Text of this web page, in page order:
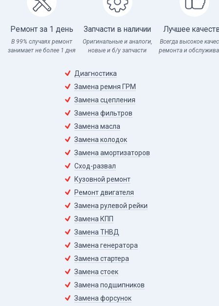
Ремонт за 1 день
В 99% случаях ремонт
занимает не более 1 дня
Запчасти в наличии
Оригинальные и аналоги,
новые и б/у запчасти
Лучшее
Всегда высокое
ремонта и
Диагностика
Замена ремня ГРМ
Замена сцепления
Замена фильтров
Замена масла
Замена колодок
Замена амортизаторов
Сход-развал
Кузовной ремонт
Ремонт двигателя
Замена рулевой рейки
Замена КПП
Замена ТНВД
Замена генератора
Замена стартера
Замена стоек
Замена подшипников
Замена форсунок